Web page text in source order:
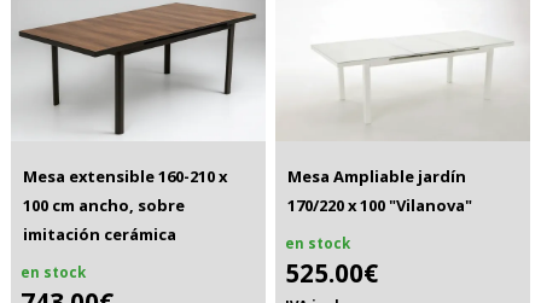
Mesa extensible 160-210 x
100 cm ancho, sobre
imitación cerámica
en stock
Mesa Ampliable jardín
170/220 x 100 "Vilanova"
en stock
525.00€